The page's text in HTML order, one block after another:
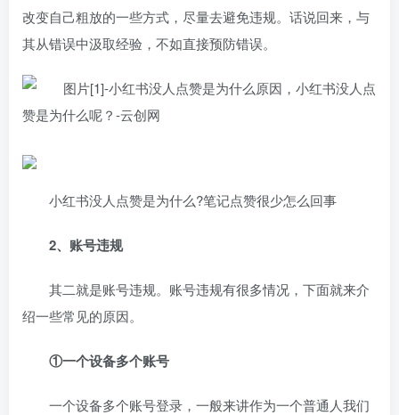
改变自己粗放的一些方式，尽量去避免违规。话说回来，与
其从错误中汲取经验，不如直接预防错误。
小红书没人点赞是为什么?笔记点赞很少怎么回事
2、账号违规
其二就是账号违规。账号违规有很多情况，下面就来介
绍一些常见的原因。
①一个设备多个账号
一个设备多个账号登录，一般来讲作为一个普通人我们